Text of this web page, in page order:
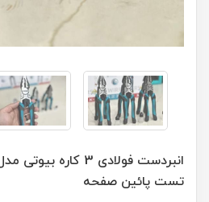
تست پائین صفحه